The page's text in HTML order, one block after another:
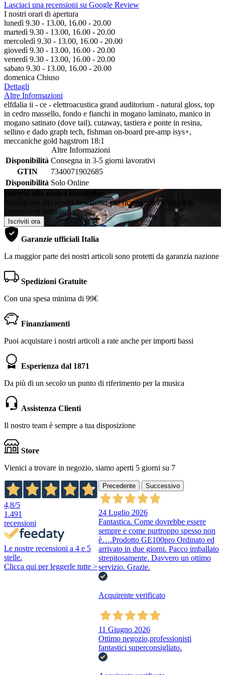
Lasciaci una recensioni su Google Review
I nostri orari di apertura
lunedì 9.30 - 13.00, 16.00 - 20.00
martedì 9.30 - 13.00, 16.00 - 20.00
mercoledì 9.30 - 13.00, 16.00 - 20.00
giovedì 9.30 - 13.00, 16.00 - 20.00
venerdì 9.30 - 13.00, 16.00 - 20.00
sabato 9.30 - 13.00, 16.00 - 20.00
domenica Chiuso
Dettagli
Altre Informazioni
elfdalia ii - ce - elettroacustica grand auditorium - natural gloss, top
in cedro massello, fondo e fianchi in mogano laminato, manico in
mogano satinato (dove tail), cutaway, tastiera e ponte in resina,
sellino e dado graph tech, fishman on-board pre-amp isys+,
meccaniche gold hagstrom 18:1
Altre Informazioni
Disponibilità Consegna in 3-5 giorni lavorativi
GTIN
7340071902685
Disponibilità Solo Online
Iscriviti alla nostra newsletter
Iscriviti ora alla nostra newsletter per ricevere in esclusiva le
promozioni dedicate
Iscriviti ora
Garanzie ufficiali Italia
La maggior parte dei nostri articoli sono protetti da garanzia nazione
Spedizioni Gratuite
Con una spesa minima di 99€
Finanziamenti
Puoi acquistare i nostri articoli a rate anche per importi bassi
Esperienza dal 1871
Da più di un secolo un punto di riferimento per la musica
Assistenza Clienti
Il nostro team è sempre a tua disposizione
Store
Vienici a trovare in negozio, siamo aperti 5 giorni su 7
4,8/5
1.491
recensioni
Le nostre recensioni a 4 e 5
stelle.
Clicca qui per leggerle tutte >
Precedente Successivo
24 Luglio 2026
Fantastica. Come dovrebbe essere
sempre e come purtroppo spesso non
è….Prodotto GE100pro Ordinato ed
arrivato in due giorni. Pacco imballato
strepitosamente. Davvero un ottimo
servizio. Grazie.
Acquirente verificato
11 Giugno 2026
Ottimo negozio,professionisti
fantastici superconsigliato.